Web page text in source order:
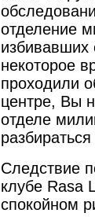
отделение
избивавших
некоторое
проходили
центре, Вы
отделе
Следствие
клубе Rasa
спокойном